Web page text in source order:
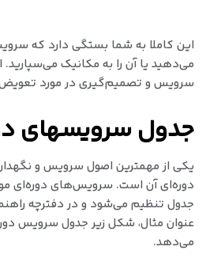
این کاملا به شما بستگی دارد که
می‌دهید یا آن را به مکانیک می‌سپارید.
سرویس و تصمیم‌گیری در مورد
جدول سرویسهای
یکی از مهمترین اصول سرویس و
دوره‌ای آن است. سرویس‌های دوره‌ای
جدول تنظیم می‌شود و در دفترچه
عنوان مثال، شکل زیر جدول سرویس‌
می‌دهد.